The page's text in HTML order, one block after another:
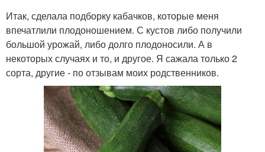
Итак, сделала подборку кабачков, которые меня
впечатлили плодоношением. С кустов либо получили
большой урожай, либо долго плодоносили. А в
некоторых случаях и то, и другое. Я сажала только 2
сорта, другие - по отзывам моих родственников.